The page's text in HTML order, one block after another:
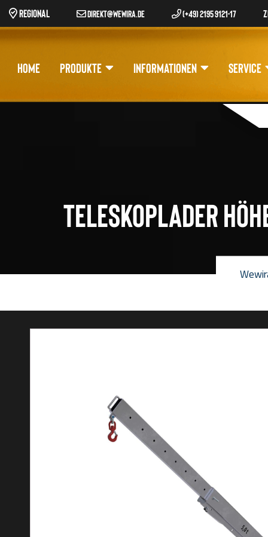
REGIONAL DIREKT@WEWIRA.DE (+49) 2195 9121-17
HOME PRODUKTE INFORMATIONEN SERVICE
Teleskoplader